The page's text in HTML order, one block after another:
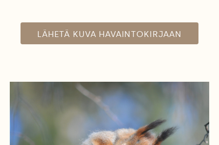
LÄHETÄ KUVA HAVAINTOKIRJAAN